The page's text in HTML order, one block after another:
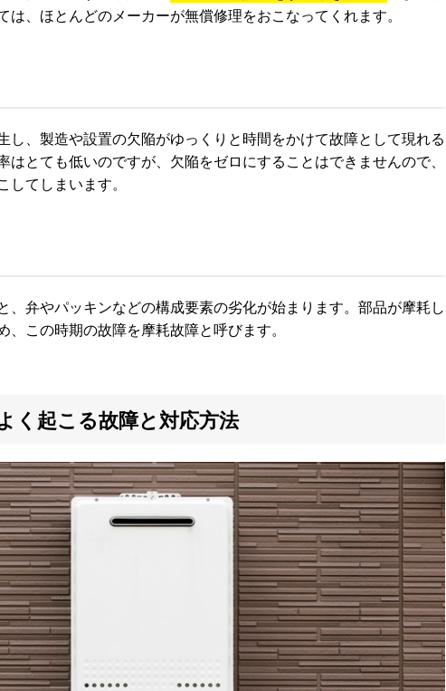
は、ほとんどのメーカーが無償修理をおこなってくれます。
し、製造や設置の欠陥がゆっくりと時間をかけて故障として現れる
はとても低いのですが、欠陥をゼロにすることはできませんので、
てしまいます。
、弁やパッキンなどの構成要素の劣化が始まります。部品が摩耗し
この時期の故障を摩耗故障と呼びます。
く起こる故障と対応方法